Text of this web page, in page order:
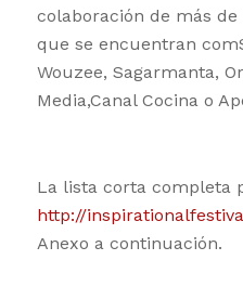
colaboración de más
que se encuentran
Wouzee, Sagarmanta,
Media,Canal Cocina o
La lista corta completa
http://
Anexo a continuación.